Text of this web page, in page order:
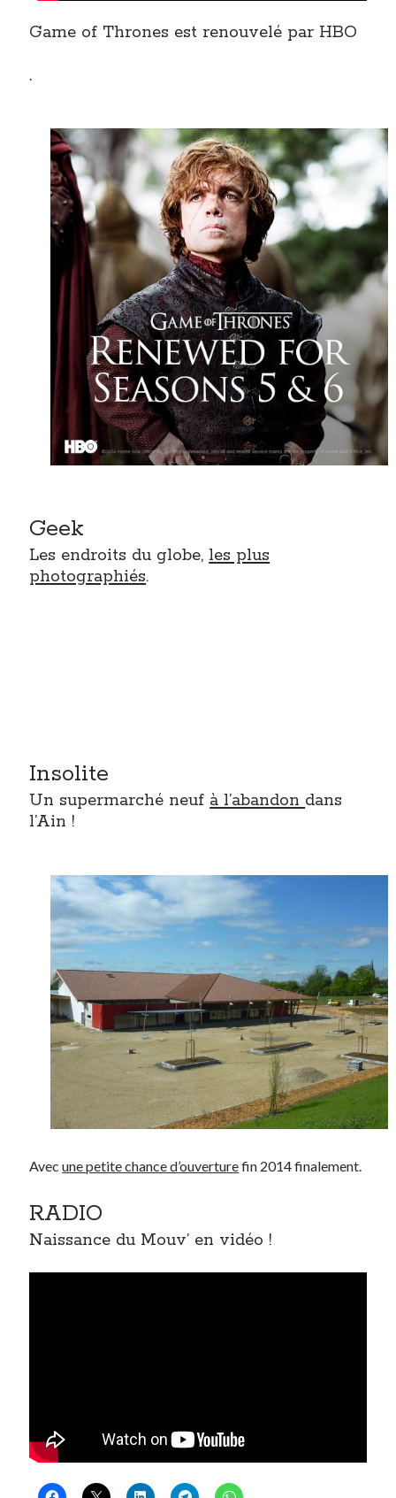
Game of Thrones est renouvelé par HBO
Geek
Les endroits du globe,les plus
photographiés.
Insolite
Un supermarché neuf à l’abandon dans
l’Ain !
Avecune petite chance d’ouverturefin 2014 finalement.
RADIO
Naissance du Mouv’ en vidéo !